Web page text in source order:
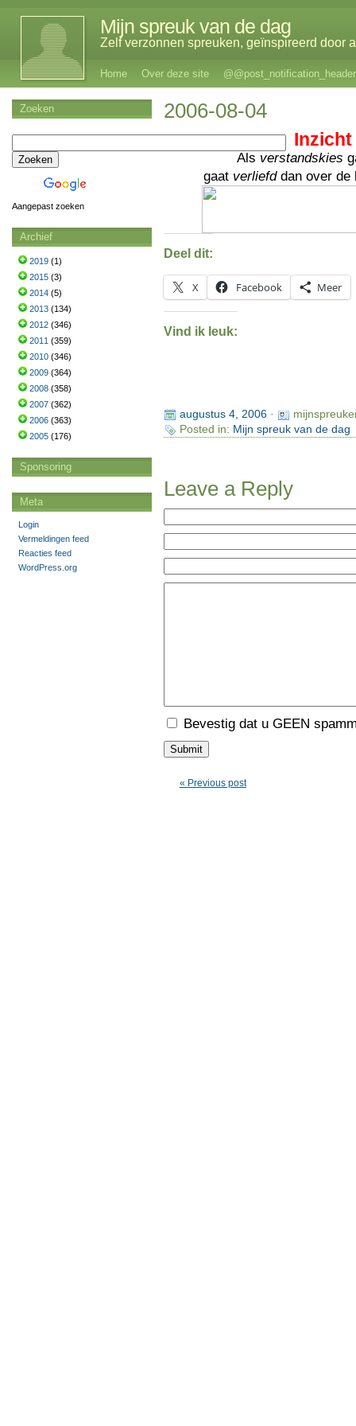
Mijn spreuk van de dag
Zelf verzonnen spreuken, geïnspireerd door
Home Over deze site @@post_notification_header
2006-08-04
Als verstandskies
gaat verliefddan over de
Deel dit:
X Facebook Meer
Vind ik leuk:
augustus 4, 2006·
Posted in: Mijn spreuk van de dag
Leave a Reply
Bevestig dat u GEEN
« Previous post
Zoeken
Aangepast zoeken
Archief
2019 (1)
2015 (3)
2014 (5)
2013 (134)
2012 (346)
2011 (359)
2010 (346)
2009 (364)
2008 (358)
2007 (362)
2006 (363)
2005 (176)
Sponsoring
Meta
Login
Vermeldingen feed
Reacties feed
WordPress.org